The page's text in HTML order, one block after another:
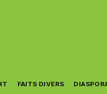
FAITS DIVERS